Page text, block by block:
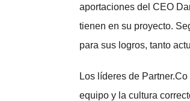
aportaciones del CEO
tienen en su proyecto.
para sus logros, tanto
Los líderes de
equipo y la cultura